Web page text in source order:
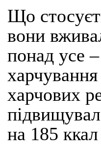
Що
вони
понад усе
харчових
на 185